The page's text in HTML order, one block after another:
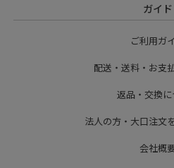
ガイド
ご利用ガ
配送・送料・お支
返品・交換
法人の方・大口注文
会社概